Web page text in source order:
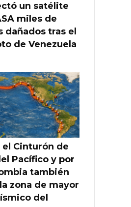
un satélite
miles de
dañados tras el
de Venezuela
el Cinturón de
Pacífico y por
también
zona de mayor
del